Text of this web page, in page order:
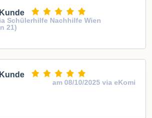
Schülerhilfe Nachhilfe Wien
21)
am 08/10/2025 via eKomi